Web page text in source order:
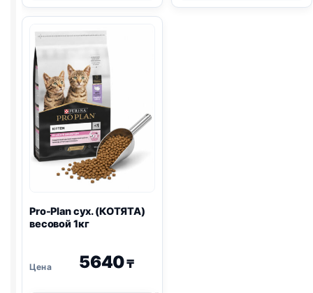
сух.
весовой
1кг
сух.
Pro-Planсух. (КОТЯТА)
весовой 1кг
5640₸